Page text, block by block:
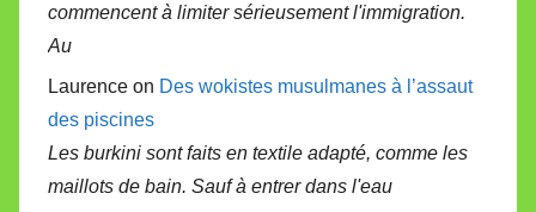
commencent à limiter sérieusement l'immigration.
Au
Laurence on Des wokistes musulmanes à l’assaut
des piscines
Les burkini sont faits en textile adapté, comme les
maillots de bain. Sauf à entrer dans l'eau